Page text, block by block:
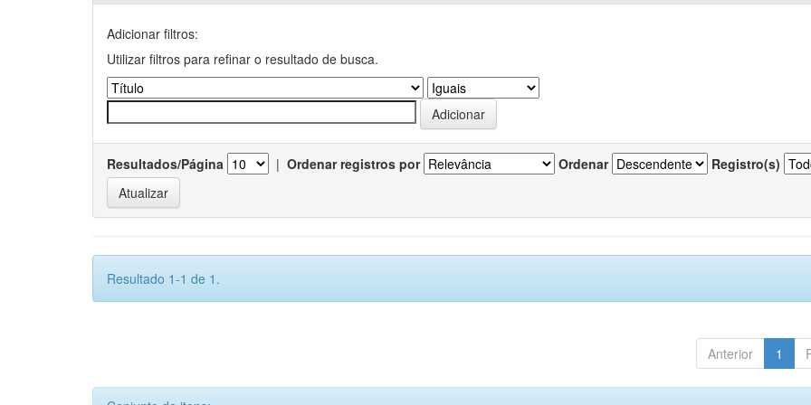
Adicionar filtros:
Utilizar filtros para refinar o resultado de busca.
Resultados/Página | Ordenar registros por Ordenar Registro(s)
Resultado 1-1 de 1.
Anterior 1